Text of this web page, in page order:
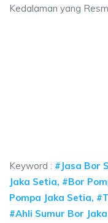
Kedalaman yang
Keyword : #Jasa Bor
Jaka Setia, #Bor
Pompa Jaka Setia,
#Ahli Sumur Bor